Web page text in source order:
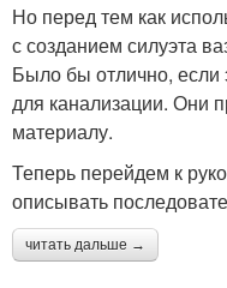
Но перед тем как
с созданием силуэта
Было бы отлично,
для канализации. Они
материалу.
Теперь перейдем к
описывать
читать дальше →